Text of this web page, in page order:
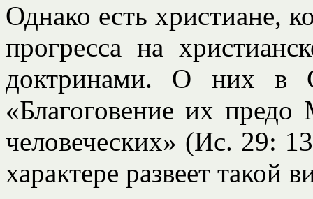
Однако есть христиане,
прогресса на
доктринами. О них в
«Благоговение их
человеческих» (Ис. 29:
характере развеет такой